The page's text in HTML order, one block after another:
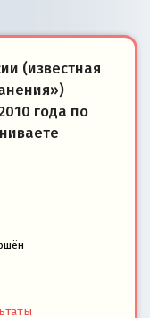
(известная
года по